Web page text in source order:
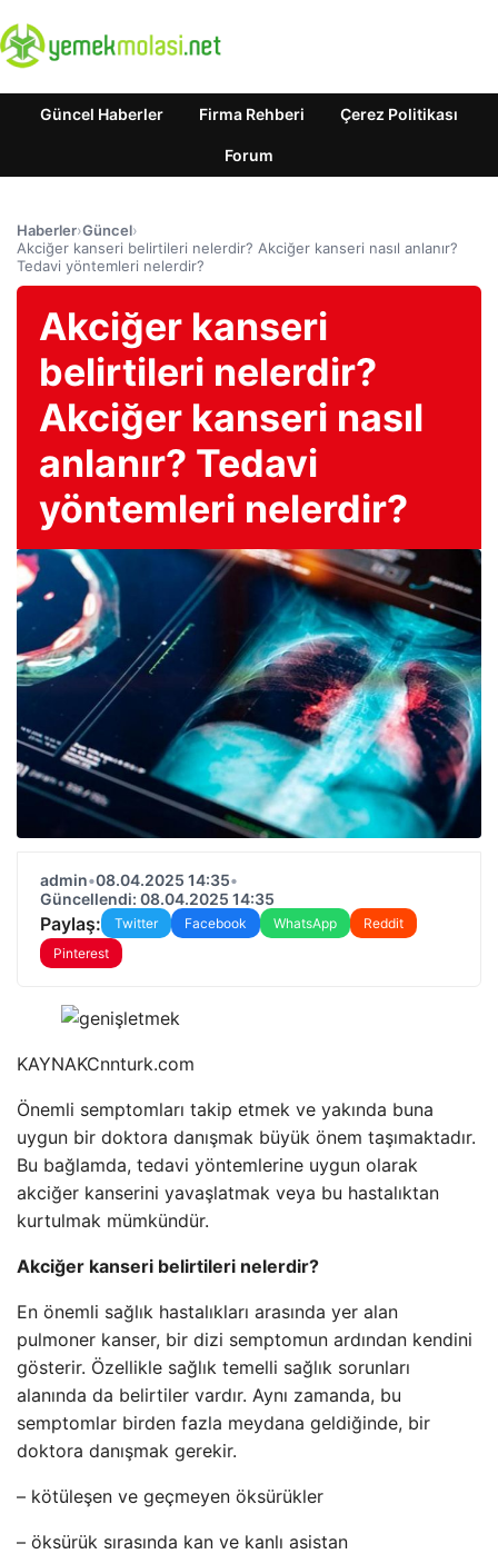
Güncel Haberler Firma Rehberi Çerez Politikası
Forum
Haberler›Güncel›
Akciğer kanseri belirtileri nelerdir? Akciğer kanseri nasıl anlanır?
Tedavi yöntemleri nelerdir?
Akciğer kanseri
belirtileri nelerdir?
Akciğer kanseri nasıl
anlanır? Tedavi
yöntemleri nelerdir?
admin•08.04.2025 14:35•
Güncellendi: 08.04.2025 14:35
Paylaş: Twitter Facebook WhatsApp
Reddit
Pinterest
KAYNAKCnnturk.com
Önemli semptomları takip etmek ve yakında buna
uygun bir doktora danışmak büyük önem taşımaktadır.
Bu bağlamda, tedavi yöntemlerine uygun olarak
akciğer kanserini yavaşlatmak veya bu hastalıktan
kurtulmak mümkündür.
Akciğer kanseri belirtileri nelerdir?
En önemli sağlık hastalıkları arasında yer alan
pulmoner kanser, bir dizi semptomun ardından kendini
gösterir. Özellikle sağlık temelli sağlık sorunları
alanında da belirtiler vardır. Aynı zamanda, bu
semptomlar birden fazla meydana geldiğinde, bir
doktora danışmak gerekir.
– kötüleşen ve geçmeyen öksürükler
– öksürük sırasında kan ve kanlı asistan